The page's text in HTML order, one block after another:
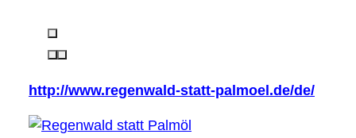
http://www.regenwald-statt-palmoel.de/de/